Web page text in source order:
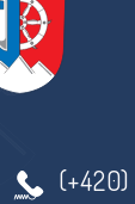
(+420)